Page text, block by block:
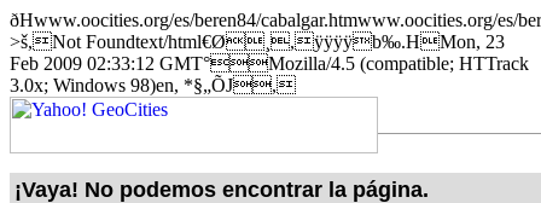
ðHwww.oocities.org/es/beren84/cabalgar.htmwww.oocities.org/
>š,Not Foundtext/html€Ø¸,ÿÿÿÿb‰.HMon, 23
Feb 2009 02:33:12 GMT°Mozilla/4.5 (compatible; HTTrack
3.0x; Windows 98)en, *§„ÕJ,
¡Vaya! No podemos encontrar la página.